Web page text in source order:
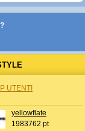
UTENTI
yellowflate
1983762 pt